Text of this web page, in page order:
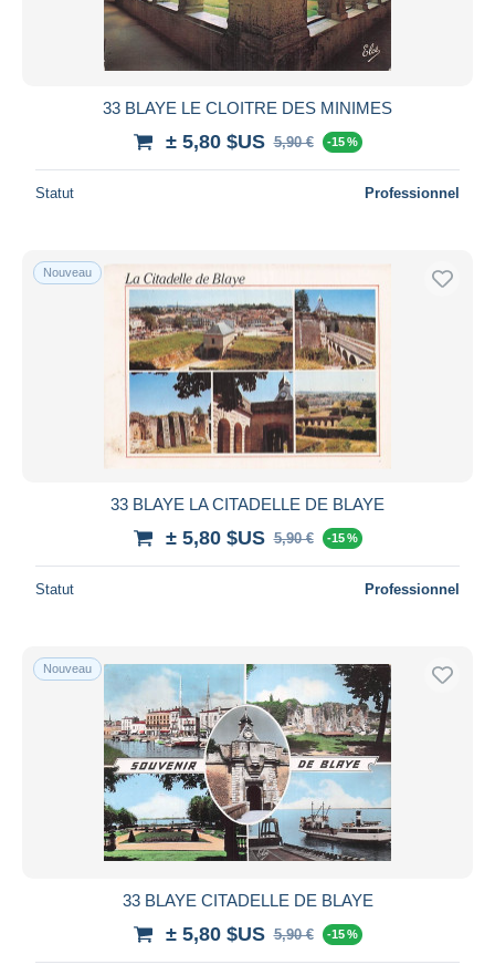
33 BLAYE LE CLOITRE DES MINIMES
± 5,80 $US 5,90 € -15 %
Statut Professionnel
Nouveau
33 BLAYE LA CITADELLE DE BLAYE
± 5,80 $US 5,90 € -15 %
Statut Professionnel
Nouveau
33 BLAYE CITADELLE DE BLAYE
± 5,80 $US 5,90 € -15 %